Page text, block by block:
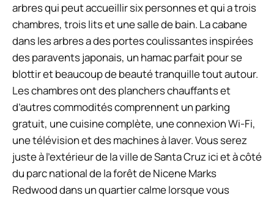
arbres qui peut accueillir six personnes et qui a trois
chambres, trois lits et une salle de bain. La cabane
dans les arbres a des portes coulissantes inspirées
des paravents japonais, un hamac parfait pour se
blottir et beaucoup de beauté tranquille tout autour.
Les chambres ont des planchers chauffants et
d’autres commodités comprennent un parking
gratuit, une cuisine complète, une connexion Wi-Fi,
une télévision et des machines à laver. Vous serez
juste à l’extérieur de la ville de Santa Cruz ici et à côté
du parc national de la forêt de Nicene Marks
Redwood dans un quartier calme lorsque vous